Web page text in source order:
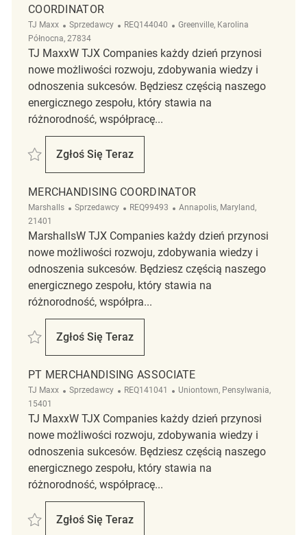
COORDINATOR
TJ Maxx Kategoria
Sprzedawcy ReqId
REQ144040 Lokalizacja
Greenville, Karolina
Północna, 27834
TJ MaxxW TJX Companies każdy dzień przynosi
nowe możliwości rozwoju, zdobywania wiedzy i
odnoszenia sukcesów. Będziesz częścią naszego
energicznego zespołu, który stawia na
różnorodność, współpracę...
Zapisać Full Time Retail Merchandising Coordinator REQ144040
Zgłoś Się Teraz
Full Time Retail Merchandising Coordinator
MERCHANDISING COORDINATOR
Marshalls Kategoria
Sprzedawcy ReqId
REQ99493 Lokalizacja
Annapolis, Maryland,
21401
MarshallsW TJX Companies każdy dzień przynosi
nowe możliwości rozwoju, zdobywania wiedzy i
odnoszenia sukcesów. Będziesz częścią naszego
energicznego zespołu, który stawia na
różnorodność, współpra...
Zapisać Merchandising Coordinator REQ99493
Zgłoś Się Teraz
Merchandising Coordinator
PT MERCHANDISING ASSOCIATE
TJ Maxx Kategoria
Sprzedawcy ReqId
REQ141041 Lokalizacja
Uniontown, Pensylwania,
15401
TJ MaxxW TJX Companies każdy dzień przynosi
nowe możliwości rozwoju, zdobywania wiedzy i
odnoszenia sukcesów. Będziesz częścią naszego
energicznego zespołu, który stawia na
różnorodność, współpracę...
Zapisać PT Merchandising Associate REQ141041
Zgłoś Się Teraz
PT Merchandising Associate